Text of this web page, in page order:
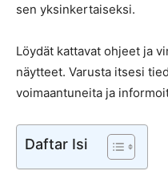
sen yksinkertaiseksi.
Löydät kattavat ohjeet ja
näytteet. Varusta itsesi
voimaantuneita ja
Daftar Isi